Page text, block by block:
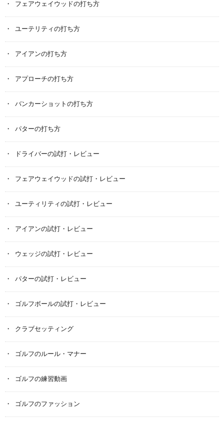
フェアウェイウッドの打ち方
ユーテリティの打ち方
アイアンの打ち方
アプローチの打ち方
バンカーショットの打ち方
パターの打ち方
ドライバーの試打・レビュー
フェアウェイウッドの試打・レビュー
ユーティリティの試打・レビュー
アイアンの試打・レビュー
ウェッジの試打・レビュー
パターの試打・レビュー
ゴルフボールの試打・レビュー
クラブセッティング
ゴルフのルール・マナー
ゴルフの練習動画
ゴルフのファッション